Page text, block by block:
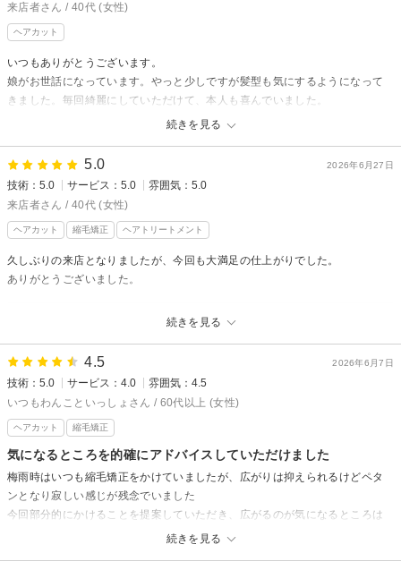
来店者さん / 40代 (女性)
ヘアカット
続きを見る
いつもありがとうございます。
娘がお世話になっています。やっと少しですが髪型も気にするようになって
きました。毎回綺麗にしていただけて、本人も喜んでいました。
扱いづらい娘だと思いますが、松本さんが丁寧に関わっていただけること
これからもよろしくお願いいたします。
hair's ROSSOからの返信
信頼してお任せいただき大変嬉しく思います。
これからも綺麗なロングヘアを更に素敵にカットさせていただきます。
今後ともよろしくお願いいたします。
2026年6月27日
5.0
技術：5.0 サービス：5.0
雰囲気：5.0
来店者さん / 40代 (女性)
ヘアカット 縮毛矯正 ヘアトリートメント
続きを見る
久しぶりの来店となりましたが、今回も大満足の仕上がりでした。
ありがとうございました。
今回も満足し頂けたとのことで大変嬉しく思います。
梅雨時期も快適に過ごせるかと思います。
また次回もご来店お待ちしております。
2026年6月7日
4.5
技術：5.0 サービス：4.0
雰囲気：4.5
いつもわんこといっしょさん / 60代以上 (女性)
ヘアカット 縮毛矯正
気になるところを的確にアドバイスしていただけました
続きを見る
梅雨時はいつも縮毛矯正をかけていましたが、広がりは抑えられるけどペタ
ンとなり寂しい感じが残念でいました
今回部分的にかけることを提案していただき、広がるのが気になるところは
収まり、かけていないところはボリュームがあり、とても自然なストレート